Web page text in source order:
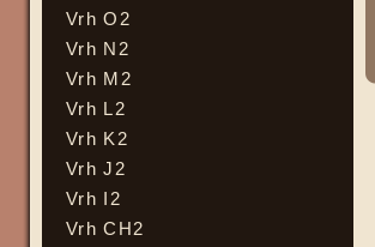
Vrh O2
Vrh N2
Vrh M2
Vrh L2
Vrh K2
Vrh J2
Vrh I2
Vrh CH2